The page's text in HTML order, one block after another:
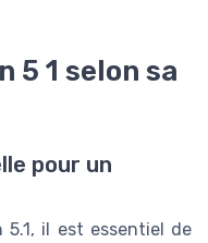
5 1 selon sa
pour un
il est essentiel de